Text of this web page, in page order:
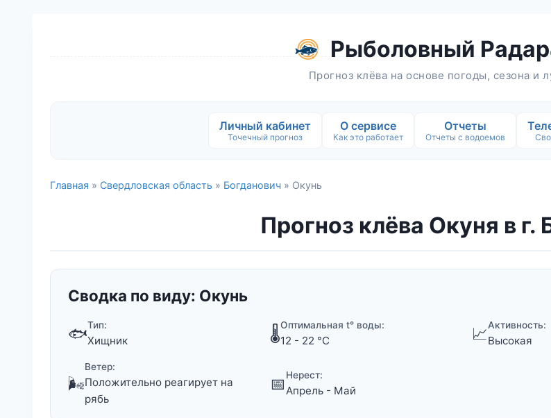
Рыболовный Радар
Прогноз клёва на основе погоды, сезона и
Личный кабинет
Точечный прогноз
О сервисе
Как это работает
Отчеты
Отчеты с водоемов
Главная » Свердловская область » Богданович » Окунь
Прогноз клёва Окуня в г.
Сводка по виду: Окунь
🐟Тип:
Хищник 🌡️Оптимальная t° воды:
12 - 22 °C 📈Активность:
Высокая
🌬️
Ветер:
Положительно реагирует на
рябь
📅 Нерест:
Апрель - Май